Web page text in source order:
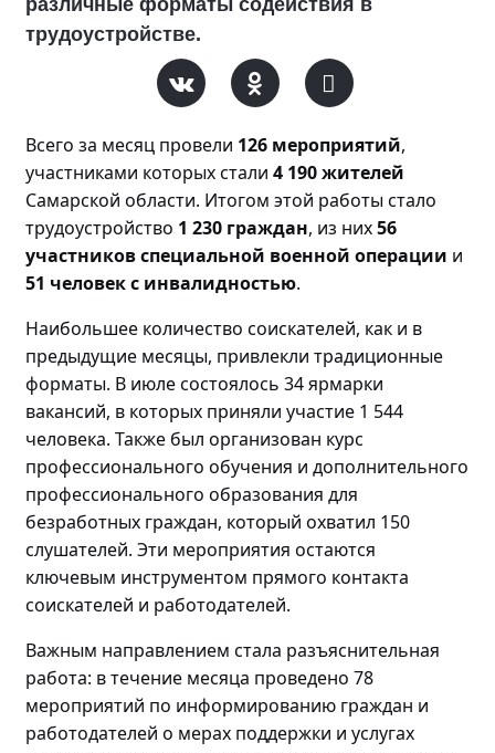
различные форматы содействия в
трудоустройстве.
Всего за месяц провели 126 мероприятий,
участниками которых стали 4 190 жителей
Самарской области. Итогом этой работы стало
трудоустройство 1 230 граждан, из них56
участников специальной военной операции и
51 человек с инвалидностью.
Наибольшее количество соискателей, как и в
предыдущие месяцы, привлекли традиционные
форматы. В июле состоялось 34 ярмарки
вакансий, в которых приняли участие 1 544
человека. Также был организован курс
профессионального обучения и дополнительного
профессионального образования для
безработных граждан, который охватил 150
слушателей. Эти мероприятия остаются
ключевым инструментом прямого контакта
соискателей и работодателей.
Важным направлением стала разъяснительная
работа: в течение месяца проведено 78
мероприятий по информированию граждан и
работодателей о мерах поддержки и услугах